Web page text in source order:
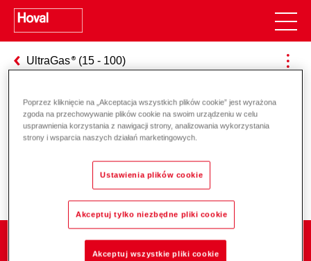
UltraGas (15 - 100)
Odpowiedzialność za energię i
Poprzez kliknięcie na „Akceptacja wszystkich plików cookie” jest wyrażona
zgoda na przechowywanie plików cookie na swoim urządzeniu w celu
usprawnienia korzystania z nawigacji strony, analizowania wykorzystania
strony i wsparcia naszych działań marketingowych.
Ustawienia plików cookie
Akceptuj tylko niezbędne pliki cookie
Akceptuj wszystkie pliki cookie